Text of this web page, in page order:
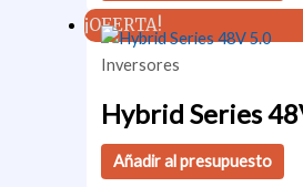
¡OFERTA!
Inversores
Hybrid Series
Añadir al presupuesto